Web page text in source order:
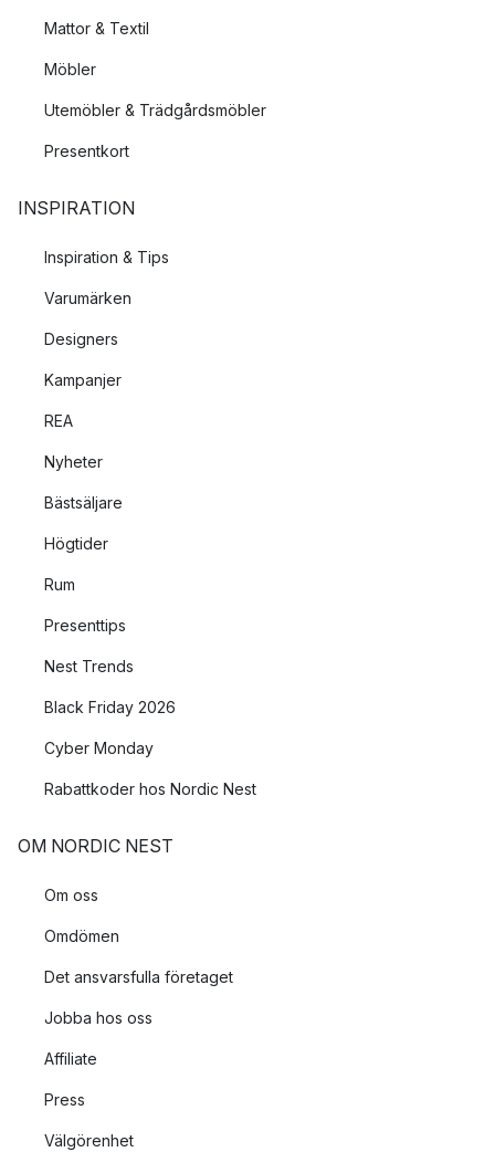
Mattor & Textil
Möbler
Utemöbler & Trädgårdsmöbler
Presentkort
INSPIRATION
Inspiration & Tips
Varumärken
Designers
Kampanjer
REA
Nyheter
Bästsäljare
Högtider
Rum
Presenttips
Nest Trends
Black Friday 2026
Cyber Monday
Rabattkoder hos Nordic Nest
OM NORDIC NEST
Om oss
Omdömen
Det ansvarsfulla företaget
Jobba hos oss
Affiliate
Press
Välgörenhet